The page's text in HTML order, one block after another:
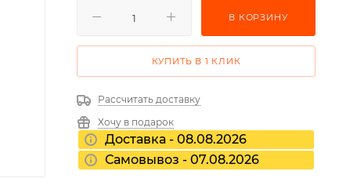
В КОРЗИНУ
КУПИТЬ В 1 КЛИК
Рассчитать доставку
Хочу в подарок
Доставка - 08.08.2026
Самовывоз - 07.08.2026